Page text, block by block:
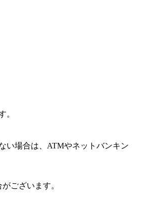
。
い場合は、ATMやネットバンキン
ございます。